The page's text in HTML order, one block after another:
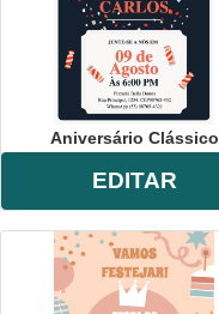
Aniversário Clássico
EDITAR